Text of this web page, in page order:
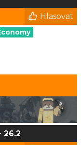
Hlasovat
26.2